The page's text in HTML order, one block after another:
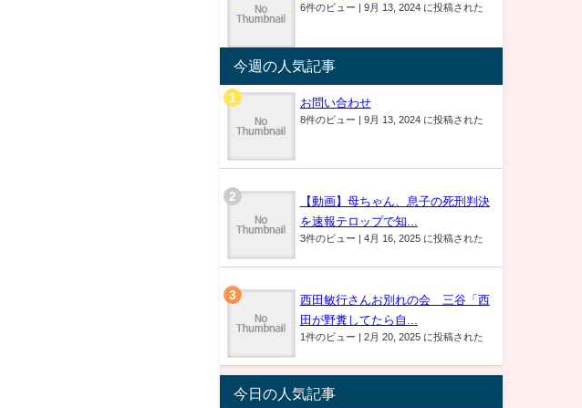
6件のビュー | 9月 13, 2024 に投稿された
今週の人気記事
お問い合わせ
8件のビュー | 9月 13, 2024 に投稿された
【動画】母ちゃん、息子の死刑判決
を速報テロップで知...
3件のビュー | 4月 16, 2025 に投稿された
西田敏行さんお別れの会 三谷「西
田が野糞してたら自...
1件のビュー | 2月 20, 2025 に投稿された
今日の人気記事